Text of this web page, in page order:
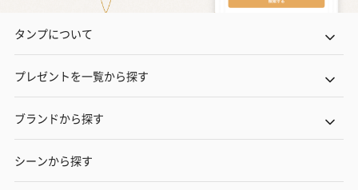
タンプについて
プレゼントを一覧から探す
ブランドから探す
シーンから探す